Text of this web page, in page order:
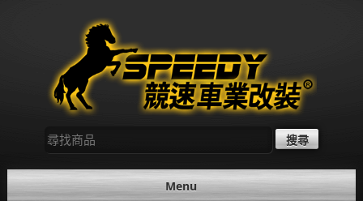
尋
找：
Menu